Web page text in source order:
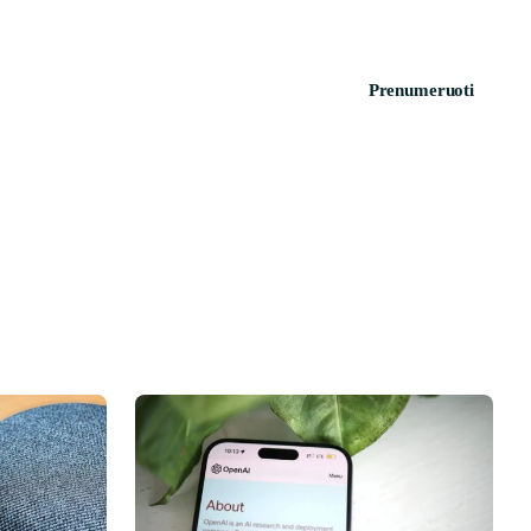
Prenumeruoti